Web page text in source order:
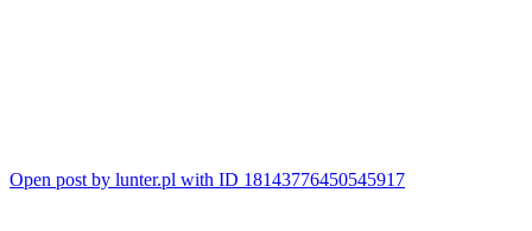
Open post by lunter.pl with ID 18143776450545917